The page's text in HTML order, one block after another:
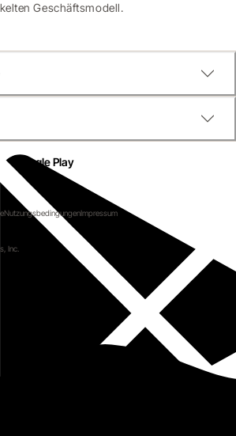
Geschäftsmodell.
Google Play
NutzungsbedingungenImpressum
Inc.